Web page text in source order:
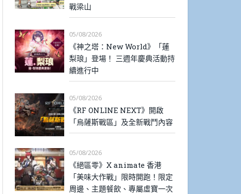
戰梁山
05/08/2026
《神之塔：New World》「蓮
梨琅」登場！ 三週年慶典活動持
續進行中
05/08/2026
《RF ONLINE NEXT》開啟
「烏薩斯戰區」及全新戰鬥內容
05/08/2026
《絕區零》X animate 香港
「美味大作戰」限時開跑！限定
周邊、主題餐飲、專屬虛寶一次